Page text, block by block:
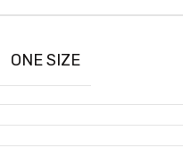
ONE SIZE